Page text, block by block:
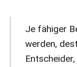
Je fähiger
werden,